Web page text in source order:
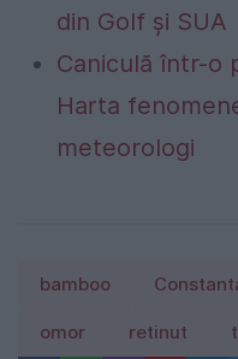
din Golf și SUA
Caniculă într-o
Harta
meteorologi
bamboo
omor retinut